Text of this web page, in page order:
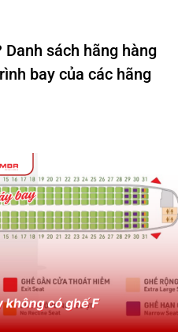
Danh sách hãng hàng
bay của các hãng